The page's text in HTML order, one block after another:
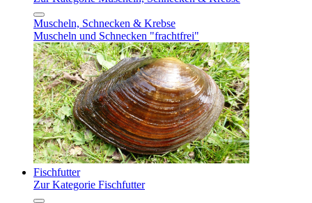
Muscheln, Schnecken & Krebse
Muscheln und Schnecken "frachtfrei"
Fischfutter
Zur Kategorie Fischfutter